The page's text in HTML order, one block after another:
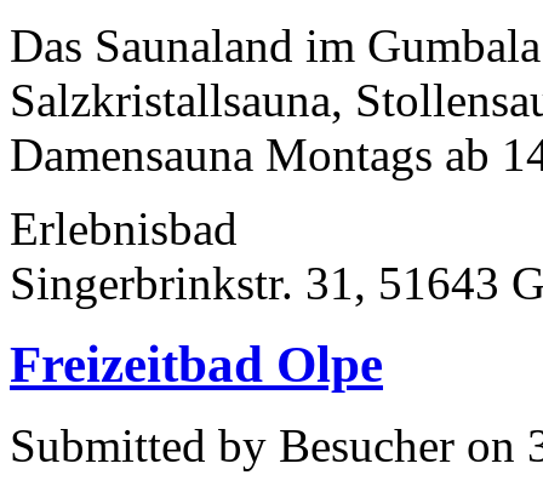
Das Saunaland im
Salzkristallsauna,
Damensauna Montags ab
Erlebnisbad
Singerbrinkstr. 31, 51643
Freizeitbad Olpe
Submitted by Besucher on